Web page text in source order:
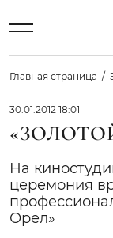
Главная страница
30.01.2012 18:01
На
церемония
Орел»